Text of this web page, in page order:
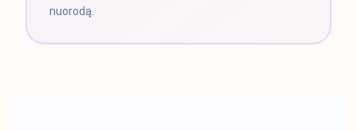
nuorodą.